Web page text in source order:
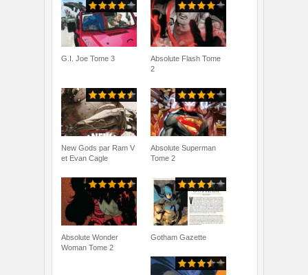
G.I. Joe Tome 3
Absolute Flash Tome
2
New Gods par Ram V
et Evan Cagle
Absolute Superman
Tome 2
Absolute Wonder
Woman Tome 2
Gotham Gazette